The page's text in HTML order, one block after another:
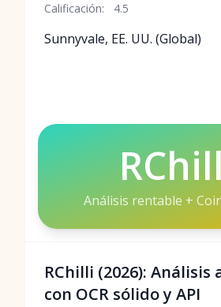
Calificación: 4.5
Sunnyvale, EE. UU. (Global)
Análisis rentable +
RChilli (2026): Análisis
con OCR sólido y API